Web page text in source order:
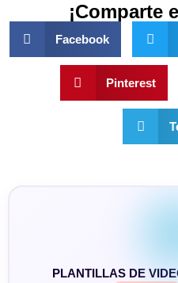
¡Comparte
Facebook
Pinterest
PLANTILLAS DE